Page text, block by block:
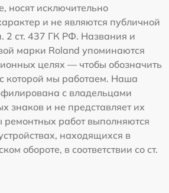
носят исключительно
и не являются публичной
2 ст. 437 ГК РФ. Названия и
марки Roland упоминаются
целях — чтобы обозначить
которой мы работаем. Наша
с владельцами
знаков и не представляет их
ремонтных работ выполняются
находящихся в
обороте, в соответствии со ст.